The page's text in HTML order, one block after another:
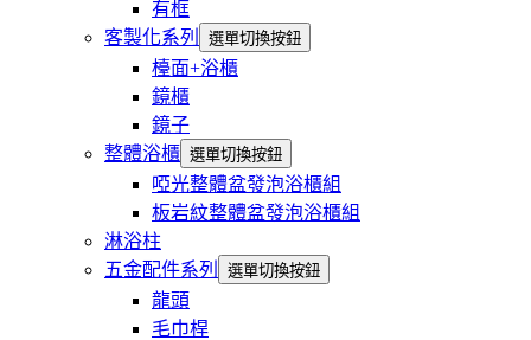
有框
客製化系列
選單切換按鈕
檯面+浴櫃
鏡櫃
鏡子
整體浴櫃 選單切換按鈕
啞光整體盆發泡浴櫃組
板岩紋整體盆發泡浴櫃組
淋浴柱
五金配件系列
選單切換按鈕
龍頭
毛巾桿